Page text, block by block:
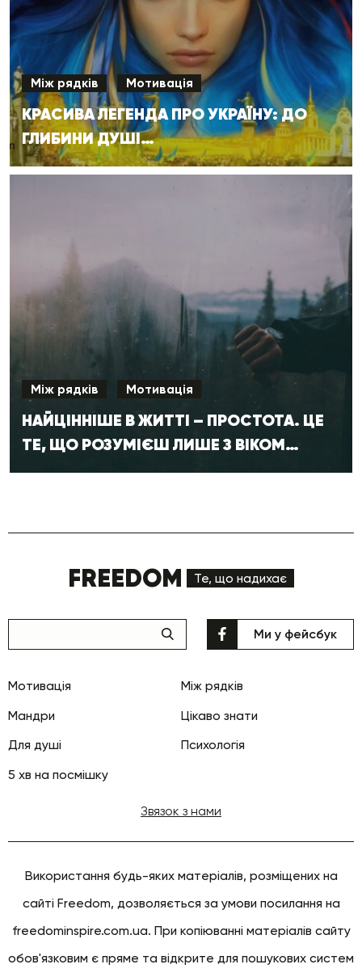
Між рядків Мотивація
КРАСИВА ЛЕГЕНДА ПРО УКРАЇНУ: ДО
ГЛИБИНИ ДУШІ…
Між рядків Мотивація
НАЙЦІННІШЕ В ЖИТТІ – ПРОСТОТА. ЦЕ
ТЕ, ЩО РОЗУМІЄШ ЛИШЕ З ВІКОМ…
FREEDOM Те, що надихає
Мотивація
Між рядків
Мандри
Цікаво знати
Для душі
Психологія
5 хв на посмішку
Ми у фейсбук
Звязок з нами
Використання будь-яких матеріалів, розміщених на
сайті Freedom, дозволяється за умови посилання на
freedominspire.com.ua. При копіюванні матеріалів сайту
обов'язковим є пряме та відкрите для пошукових систем